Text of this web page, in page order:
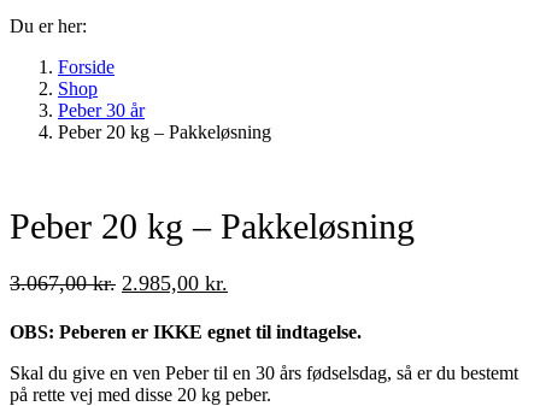
Du er her:
Forside
Shop
Peber 30 år
Peber 20 kg – Pakkeløsning
Peber 20 kg – Pakkeløsning
3.067,00kr. 2.985,00 kr.
OBS: Peberen er IKKE egnet til indtagelse.
Skal du give en ven Peber til en 30 års fødselsdag, så er du bestemt
på rette vej med disse 20 kg peber.